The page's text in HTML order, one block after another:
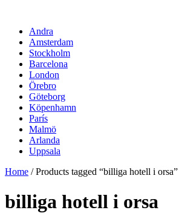
Andra
Amsterdam
Stockholm
Barcelona
London
Örebro
Göteborg
Köpenhamn
París
Malmö
Arlanda
Uppsala
Home / Products tagged “billiga hotell i orsa”
billiga hotell i orsa